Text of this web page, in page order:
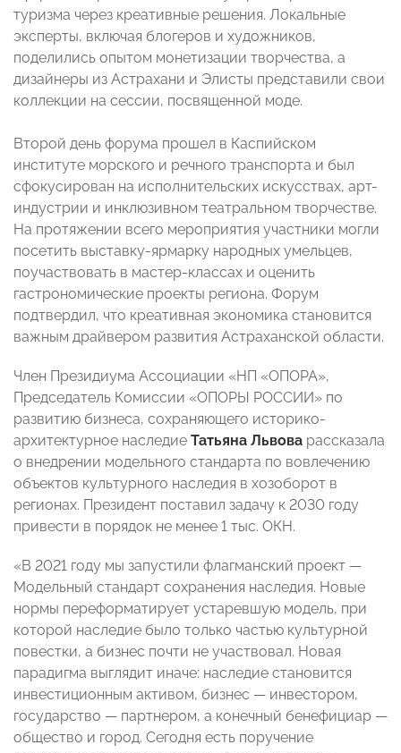
туризма через креативные решения. Локальные
эксперты, включая блогеров и художников,
поделились опытом монетизации творчества, а
дизайнеры из Астрахани и Элисты представили свои
коллекции на сессии, посвященной моде.
Второй день форума прошел в Каспийском
институте морского и речного транспорта и был
сфокусирован на исполнительских искусствах, арт-
индустрии и инклюзивном театральном творчестве.
На протяжении всего мероприятия участники могли
посетить выставку-ярмарку народных умельцев,
поучаствовать в мастер-классах и оценить
гастрономические проекты региона. Форум
подтвердил, что креативная экономика становится
важным драйвером развития Астраханской области.
Член Президиума Ассоциации «НП «ОПОРА»,
Председатель Комиссии «ОПОРЫ РОССИИ» по
развитию бизнеса, сохраняющего историко-
архитектурное наследие Татьяна Львова рассказала
о внедрении модельного стандарта по вовлечению
объектов культурного наследия в хозоборот в
регионах. Президент поставил задачу к 2030 году
привести в порядок не менее 1 тыс. ОКН.
«В 2021 году мы запустили флагманский проект —
Модельный стандарт сохранения наследия. Новые
нормы переформатирует устаревшую модель, при
которой наследие было только частью культурной
повестки, а бизнес почти не участвовал. Новая
парадигма выглядит иначе: наследие становится
инвестиционным активом, бизнес — инвестором,
государство — партнером, а конечный бенефициар —
общество и город. Сегодня есть поручение